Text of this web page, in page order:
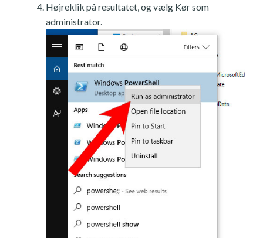
Højreklik på resultatet, og vælg Kør som
administrator.